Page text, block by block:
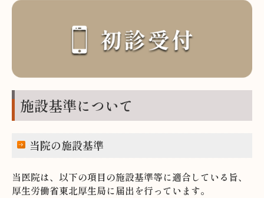
施設基準について
施設基準について
当院の施設基準
当医院は、以下の項目の施設基準等に適合している旨、
厚生労働省東北厚生局に届出を行っています。